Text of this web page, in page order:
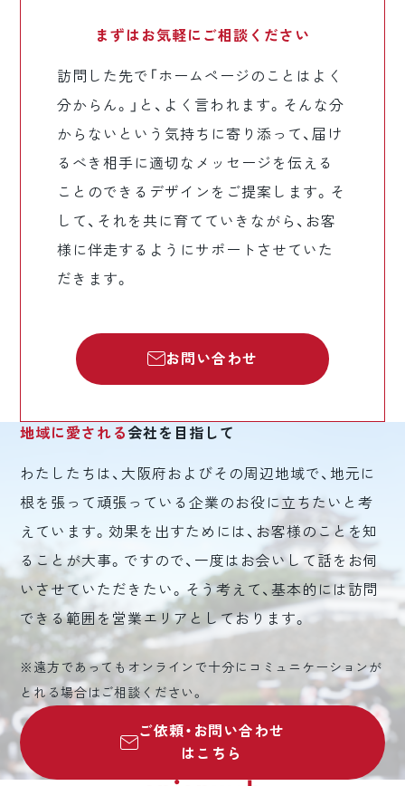
まずはお気軽に ご相談ください
訪問した先で「ホームページのことはよく
分からん。」と、よく言われます。そんな分
からないという気持ちに寄り添って、届け
るべき相手に適切なメッセージを伝える
ことのできるデザインをご提案します。そ
して、それを共に育てていきながら、お客
様に伴走するようにサポートさせていた
だきます。
お問い合わせ
地域に愛される会社を目指して
わたしたちは、大阪府およびその周辺地域で、地元に
根を張って頑張っている企業のお役に立ちたいと考
えています。効果を出すためには、お客様のことを知
ることが大事。ですので、一度はお会いして話をお伺
いさせていただきたい。そう考えて、基本的には訪問
できる範囲を営業エリアとしております。
※遠方であってもオンラインで十分にコミュニケーションが
とれる場合はご相談ください。
ご依頼・お問い合わせ
はこちら